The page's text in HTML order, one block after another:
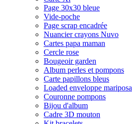
Page 30x30 bleue
Vide-poche
Page scrap encadrée
Nuancier crayons Nuvo
Cartes papa maman
Cercle rose
Bougeoir garden
Album perles et pompons
Carte papillons bleus
Loaded enveloppe mariposa
Couronne pompons
Bijou d'album
Cadre 3D mouton